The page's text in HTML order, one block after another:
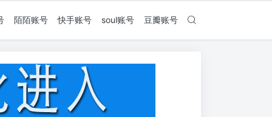
陌陌账号 快手账号 soul账号 豆瓣账号